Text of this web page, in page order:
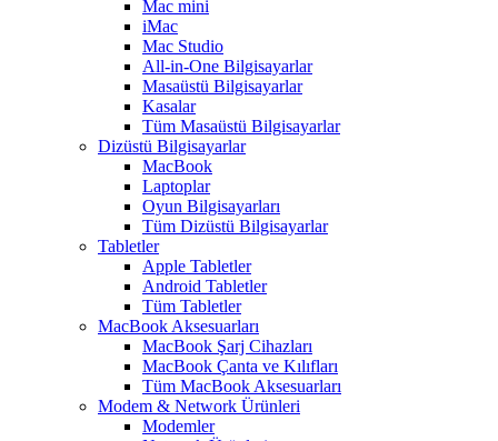
Mac mini
iMac
Mac Studio
All-in-One Bilgisayarlar
Masaüstü Bilgisayarlar
Kasalar
Tüm Masaüstü Bilgisayarlar
Dizüstü Bilgisayarlar
MacBook
Laptoplar
Oyun Bilgisayarları
Tüm Dizüstü Bilgisayarlar
Tabletler
Apple Tabletler
Android Tabletler
Tüm Tabletler
MacBook Aksesuarları
MacBook Şarj Cihazları
MacBook Çanta ve Kılıfları
Tüm MacBook Aksesuarları
Modem & Network Ürünleri
Modemler